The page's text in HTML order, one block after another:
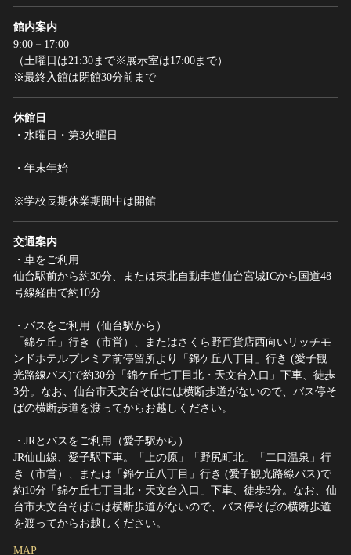
館内案内
9:00－17:00
（土曜日は21:30まで※展示室は17:00まで）
※最終入館は閉館30分前まで
休館日
・水曜日・第3火曜日
・年末年始
※学校長期休業期間中は開館
交通案内
・車をご利用
仙台駅前から約30分、または東北自動車道仙台宮城ICから国道48
号線経由で約10分
・バスをご利用（仙台駅から）
「錦ケ丘」行き（市営）、またはさくら野百貨店西向いリッチモ
ンドホテルプレミア前停留所より「錦ケ丘八丁目」行き (愛子観
光路線バス)で約30分「錦ケ丘七丁目北・天文台入口」下車、徒歩
3分。なお、仙台市天文台そばには横断歩道がないので、バス停そ
ばの横断歩道を渡ってからお越しください。
・JRとバスをご利用（愛子駅から）
JR仙山線、愛子駅下車。「上の原」「野尻町北」「二口温泉」行
き（市営）、または「錦ケ丘八丁目」行き (愛子観光路線バス)で
約10分「錦ケ丘七丁目北・天文台入口」下車、徒歩3分。なお、仙
台市天文台そばには横断歩道がないので、バス停そばの横断歩道
を渡ってからお越しください。
MAP